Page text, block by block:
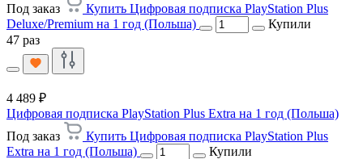
Под заказ
Купить Цифровая подписка PlayStation Plus
Deluxe/Premium на 1 год (Польша)
Купили
47 раз
4 489 ₽
Цифровая подписка PlayStation Plus Extra на 1 год (Польша)
Под заказ
Купить Цифровая подписка PlayStation Plus
Extra на 1 год (Польша)
Купили